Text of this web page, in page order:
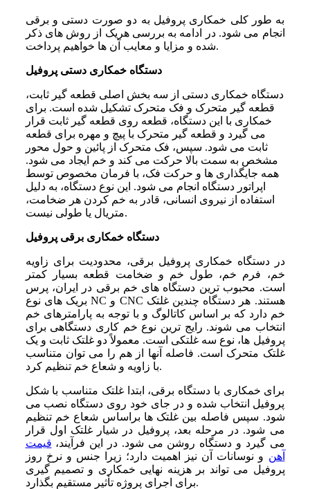
به طور کلی خمکاری پروفیل به دو صورت دستی و برقی
انجام می‌ شود. در ادامه به بررسی هریک از روش‌ های ذکر
شده و مزایا و معایب آن‌ ها خواهیم پرداخت.
دستگاه خمکاری دستی پروفیل
دستگاه خمکاری دستی از سه بخش اصلی قطعه‌ گیر ثابت،
قطعه‌ گیر متحرک و فک متحرک تشکیل شده است. برای
خمکاری با این دستگاه، قطعه روی قطعه ‌گیر ثابت قرار
می‌ گیرد و قطعه‌ گیر متحرک با پیچ و مهره برای قطعه
ثابت می‌ شود. سپس، فک متحرک از پائین و حول محور
مشخص به سمت بالا حرکت می‌ کند و خم ایجاد می‌ شود.
همه جایگذاری‌ ها و حرکت فک، با فرمان مخصوص توسط
اپراتور دستگاه انجام می‌‌ شود. این نوع دستگاه، به‌ دلیل
استفاده از نیروی انسانی، قادر به خم کردن هر ضخامت،
متریال یا طولی نیست.
دستگاه خمکاری برقی پروفیل
در دستگاه خمکاری پروفیل برقی، محدودیت برای زاویه
خم، فرم خم، طول خم و ضخامت قطعه بسیار کمتر
است. محبوب‌ ترین دستگاه‌ های خم برقی در ایران، پرس
بریک‌ های نوع NC و CNC هستند. هر دستگاه چندین غلتک
خم دارد که بر اساس کاتالوگ و با توجه به پارامترهای خم
انتخاب می‌ شوند. رایج‌ ترین نوع خم‌ کاری دستگاهی برای
پروفیل‌ ها، نوع سه غلتکی است. معمولاً دو غلتک ثابت و یک
غلتک متحرک است. فاصله آنها از هم را می‌ توان متناسب
با زاویه و شعاع خم تنظیم کرد.
برای خمکاری با دستگاه برقی، ابتدا غلتک متناسب با شکل
پروفیل انتخاب شده و در جای خود روی دستگاه نصب می‌
شود. سپس فاصله بین غلتک‌ ها براساس شعاع خم تنظیم
می‌ شود. در مرحله بعد، پروفیل در شیار غلتک اول قرار
می‌ گیرد و دستگاه روشن می‌ شود. در این فرآیند، قیمت
آهن و نوسانات آن نیز اهمیت دارد؛ زیرا جنس و نرخ روز
پروفیل می‌ تواند بر هزینه نهایی خمکاری و تصمیم‌ گیری
برای اجرای پروژه تأثیر مستقیم بگذارد.